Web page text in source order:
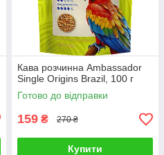
Кава розчинна Ambassador
Single Origins Brazil, 100 г
Готово до відправки
159 ₴ 270 ₴
Купити